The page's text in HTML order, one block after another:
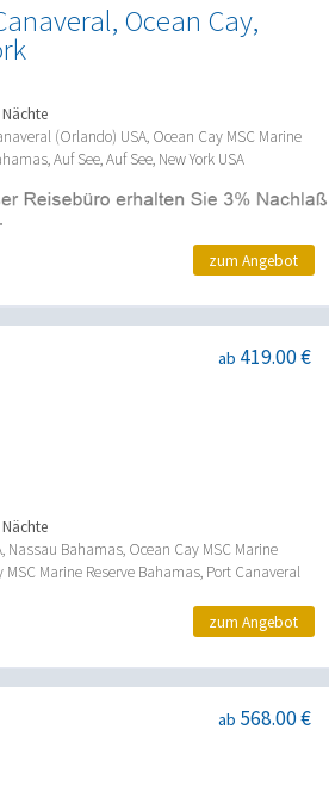
Ocean Cay,
Nächte
(Orlando) USA, Ocean Cay MSC Marine
Auf See, Auf See, New York USA
zum Angebot
ab 419.00 €
Nassau Bahamas, Ocean Cay MSC Marine
Marine Reserve Bahamas, Port Canaveral
zum Angebot
ab 568.00 €